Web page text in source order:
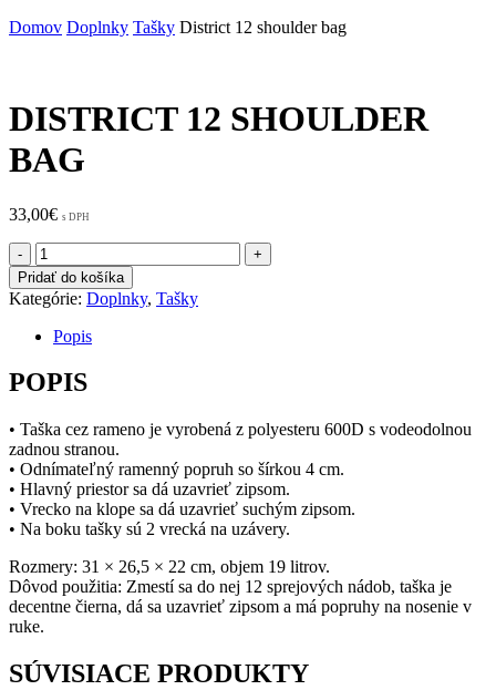
Domov Doplnky Tašky District 12 shoulder bag
DISTRICT 12 SHOULDER
BAG
33,00€ s DPH
množstvo
District
12
shoulder
bag
Pridať do košíka
Kategórie: Doplnky, Tašky
Popis
POPIS
• Taška cez rameno je vyrobená z polyesteru 600D s vodeodolnou
zadnou stranou.
• Odnímateľný ramenný popruh so šírkou 4 cm.
• Hlavný priestor sa dá uzavrieť zipsom.
• Vrecko na klope sa dá uzavrieť suchým zipsom.
• Na boku tašky sú 2 vrecká na uzávery.
Rozmery: 31 × 26,5 × 22 cm, objem 19 litrov.
Dôvod použitia: Zmestí sa do nej 12 sprejových nádob, taška je
decentne čierna, dá sa uzavrieť zipsom a má popruhy na nosenie v
ruke.
SÚVISIACE PRODUKTY